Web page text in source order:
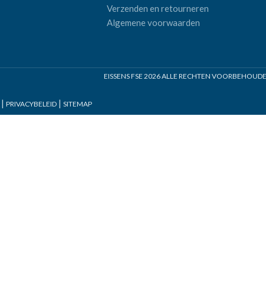
Verzenden en retourneren
Algemene voorwaarden
EISSENS FSE 2026 ALLE RECHTEN
| PRIVACYBELEID | SITEMAP